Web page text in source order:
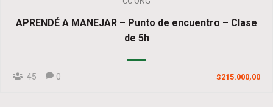
APRENDÉ A MANEJAR – Punto de encuentro – Clase
de 5h
45 0 $215.000,00